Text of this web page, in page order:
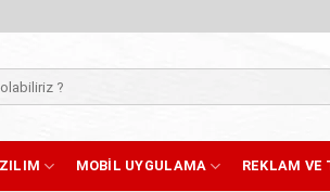
MOBIL UYGULAMA REKLAM VE